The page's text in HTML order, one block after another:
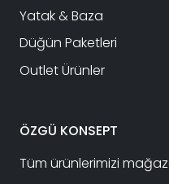
Yatak & Baza
Düğün Paketleri
Outlet Ürünler
ÖZGÜ KONSEPT
Tüm ürünlerimizi